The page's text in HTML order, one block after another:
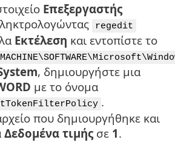
Επεξεργαστής
regedit
Εκτέλεση και εντοπίστε το
, δημιουργήστε μια
με το όνομα
.
που δημιουργήθηκε και
Δεδομένα τιμής σε 1.